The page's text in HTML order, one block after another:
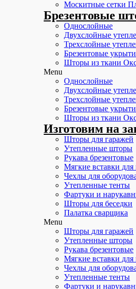
Москитные сетки
Брезентовые
Однослойные
Двухслойные
Трехслойные
Брезентовые
Шторы из ткани
Menu
Однослойные
Двухслойные
Трехслойные
Брезентовые
Шторы из ткани
Изготовим на
Шторы для гаражей
Утепленные шторы
Рукава брезентовые
Мягкие вставки для
Чехлы для
Утепленные тенты
Фартуки и
Шторы для беседки
Палатка сварщика
Menu
Шторы для гаражей
Утепленные шторы
Рукава брезентовые
Мягкие вставки для
Чехлы для
Утепленные тенты
Фартуки и